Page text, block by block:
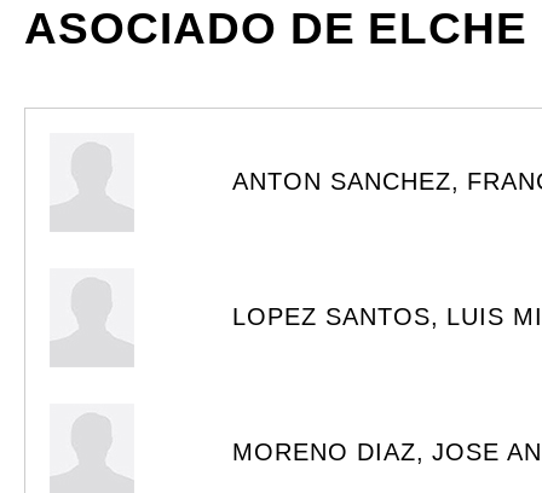
ASOCIADO DE ELCHE
ANTON SANCHEZ,
LOPEZ SANTOS, LUIS
MORENO DIAZ, JOSE